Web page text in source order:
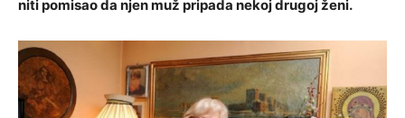
niti pomisao da njen muž pripada nekoj drugoj ženi.